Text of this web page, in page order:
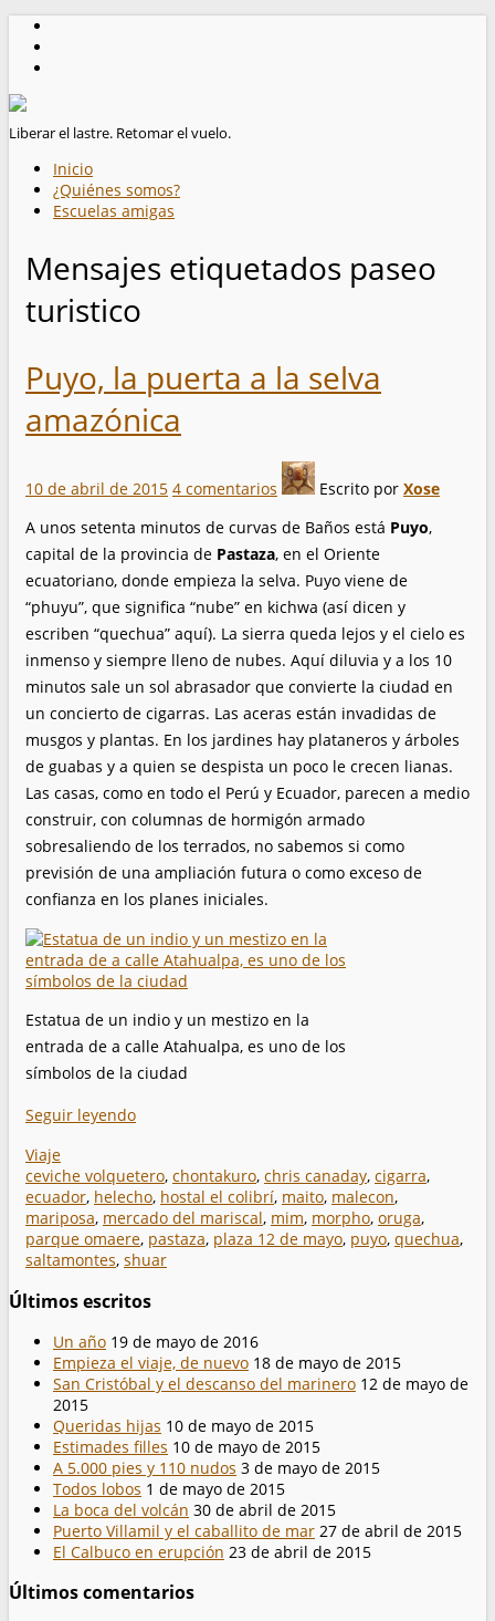
Liberar el lastre. Retomar el vuelo.
Inicio
¿Quiénes somos?
Escuelas amigas
Mensajes etiquetados paseo
turistico
Puyo, la puerta a la selva
amazónica
10 de abril de 2015 4 comentarios Escrito por Xose
A unos setenta minutos de curvas de Baños está Puyo,
capital de la provincia de Pastaza, en el Oriente
ecuatoriano, donde empieza la selva. Puyo viene de
“phuyu”, que significa “nube” en kichwa (así dicen y
escriben “quechua” aquí). La sierra queda lejos y el cielo es
inmenso y siempre lleno de nubes. Aquí diluvia y a los 10
minutos sale un sol abrasador que convierte la ciudad en
un concierto de cigarras. Las aceras están invadidas de
musgos y plantas. En los jardines hay plataneros y árboles
de guabas y a quien se despista un poco le crecen lianas.
Las casas, como en todo el Perú y Ecuador, parecen a medio
construir, con columnas de hormigón armado
sobresaliendo de los terrados, no sabemos si como
previsión de una ampliación futura o como exceso de
confianza en los planes iniciales.
Estatua de un indio y un mestizo en la
entrada de a calle Atahualpa, es uno de los
símbolos de la ciudad
Seguir leyendo
Viaje
ceviche volquetero, chontakuro, chris canaday, cigarra,
ecuador, helecho, hostal el colibrí, maito, malecon,
mariposa, mercado del mariscal, mim, morpho, oruga,
parque omaere, pastaza, plaza 12 de mayo, puyo, quechua,
saltamontes, shuar
Últimos escritos
Un año 19 de mayo de 2016
Empieza el viaje, de nuevo 18 de mayo de 2015
San Cristóbal y el descanso del marinero 12 de mayo de
2015
Queridas hijas 10 de mayo de 2015
Estimades filles 10 de mayo de 2015
A 5.000 pies y 110 nudos 3 de mayo de 2015
Todos lobos 1 de mayo de 2015
La boca del volcán 30 de abril de 2015
Puerto Villamil y el caballito de mar 27 de abril de 2015
El Calbuco en erupción 23 de abril de 2015
Últimos comentarios